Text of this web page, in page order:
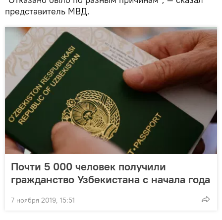
представитель МВД.
Почти 5 000 человек получили
гражданство Узбекистана с начала года
7 ноября 2019, 15:51